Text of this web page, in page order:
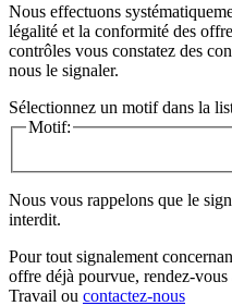
Nous effectuons
légalité et la conformité des
contrôles vous constatez des
nous le signaler.
Sélectionnez un motif dans la
Motif:
Nous vous rappelons que le
interdit.
Pour tout signalement
offre déjà pourvue, rendez-
Travail ou contactez-nous